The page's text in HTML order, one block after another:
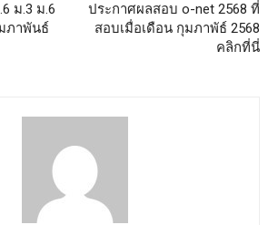
ม.3 ม.6
ภาพันธ์
ประกาศผลสอบ o-net 2568 ที่
สอบเมื่อเดือน กุมภาพัธ์ 2568
คลิกที่นี่